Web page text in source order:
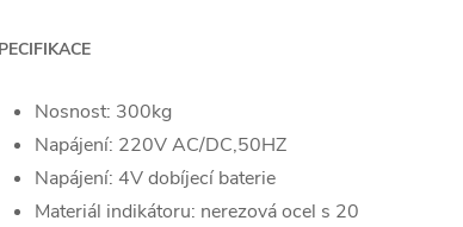
Nosnost: 300kg
Napájení: 220V AC/DC,50HZ
Napájení: 4V dobíjecí baterie
Materiál indikátoru: nerezová ocel s 20